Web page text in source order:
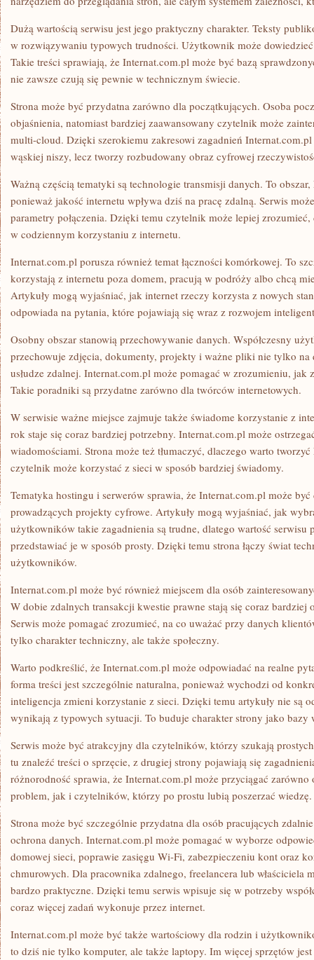
Dużą wartością serwisu jest jego praktyczny charakter. Teksty
w rozwiązywaniu typowych trudności. Użytkownik może
Takie treści sprawiają, że Internat.com.pl może być bazą
nie zawsze czują się pewnie w technicznym świecie.
Strona może być przydatna zarówno dla początkujących. Osoba
objaśnienia, natomiast bardziej zaawansowany czytelnik może
multi-cloud. Dzięki szerokiemu zakresowi zagadnień
wąskiej niszy, lecz tworzy rozbudowany obraz cyfrowej
Ważną częścią tematyki są technologie transmisji danych. To
ponieważ jakość internetu wpływa dziś na pracę zdalną. Serwis
parametry połączenia. Dzięki temu czytelnik może lepiej
w codziennym korzystaniu z internetu.
Internat.com.pl porusza również temat łączności komórkowej. To
korzystają z internetu poza domem, pracują w podróży albo chcą
Artykuły mogą wyjaśniać, jak internet rzeczy korzysta z nowych
odpowiada na pytania, które pojawiają się wraz z rozwojem
Osobny obszar stanowią przechowywanie danych. Współczesny
przechowuje zdjęcia, dokumenty, projekty i ważne pliki nie tylko na
usłudze zdalnej. Internat.com.pl może pomagać w zrozumieniu, jak
Takie poradniki są przydatne zarówno dla twórców internetowych.
W serwisie ważne miejsce zajmuje także świadome korzystanie z
rok staje się coraz bardziej potrzebny. Internat.com.pl może
wiadomościami. Strona może też tłumaczyć, dlaczego warto
czytelnik może korzystać z sieci w sposób bardziej świadomy.
Tematyka hostingu i serwerów sprawia, że Internat.com.pl może
prowadzących projekty cyfrowe. Artykuły mogą wyjaśniać, jak
użytkowników takie zagadnienia są trudne, dlatego wartość serwisu
przedstawiać je w sposób prosty. Dzięki temu strona łączy świat
użytkowników.
Internat.com.pl może być również miejscem dla osób
W dobie zdalnych transakcji kwestie prawne stają się coraz bardziej
Serwis może pomagać zrozumieć, na co uważać przy danych
tylko charakter techniczny, ale także społeczny.
Warto podkreślić, że Internat.com.pl może odpowiadać na realne
forma treści jest szczególnie naturalna, ponieważ wychodzi od
inteligencja zmieni korzystanie z sieci. Dzięki temu artykuły nie są
wynikają z typowych sytuacji. To buduje charakter strony jako bazy
Serwis może być atrakcyjny dla czytelników, którzy szukają
tu znaleźć treści o sprzęcie, z drugiej strony pojawiają się
różnorodność sprawia, że Internat.com.pl może przyciągać
problem, jak i czytelników, którzy po prostu lubią poszerzać wiedzę.
Strona może być szczególnie przydatna dla osób pracujących
ochrona danych. Internat.com.pl może pomagać w wyborze
domowej sieci, poprawie zasięgu Wi-Fi, zabezpieczeniu kont oraz
chmurowych. Dla pracownika zdalnego, freelancera lub właściciela
bardzo praktyczne. Dzięki temu serwis wpisuje się w potrzeby
coraz więcej zadań wykonuje przez internet.
Internat.com.pl może być także wartościowy dla rodzin i
to dziś nie tylko komputer, ale także laptopy. Im więcej sprzętów